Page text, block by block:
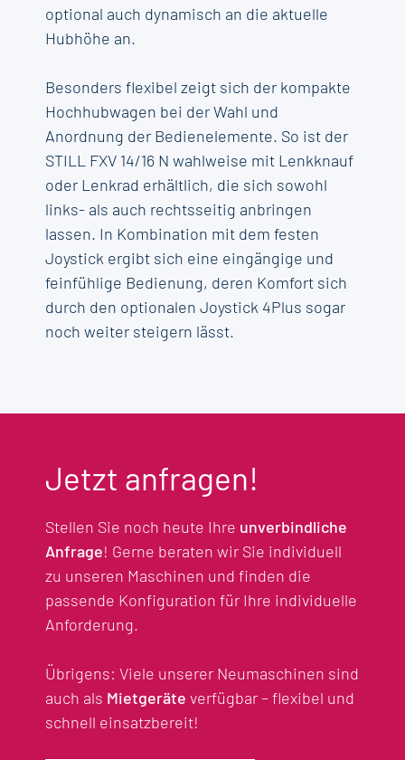
optional auch dynamisch an die aktuelle
Hubhöhe an.
Besonders flexibel zeigt sich der kompakte
Hochhubwagen bei der Wahl und
Anordnung der Bedienelemente. So ist der
STILL FXV 14/16 N wahlweise mit Lenkknauf
oder Lenkrad erhältlich, die sich sowohl
links- als auch rechtsseitig anbringen
lassen. In Kombination mit dem festen
Joystick ergibt sich eine eingängige und
feinfühlige Bedienung, deren Komfort sich
durch den optionalen Joystick 4Plus sogar
noch weiter steigern lässt.
Jetzt anfragen!
Stellen Sie noch heute Ihre unverbindliche
Anfrage! Gerne beraten wir Sie individuell
zu unseren Maschinen und finden die
passende Konfiguration für Ihre individuelle
Anforderung.
Übrigens: Viele unserer Neumaschinen sind
auch als Mietgeräte verfügbar – flexibel und
schnell einsatzbereit!